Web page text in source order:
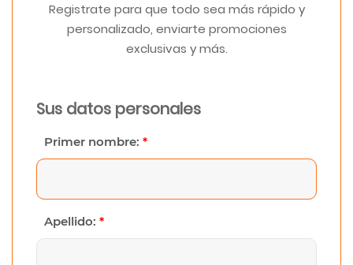
Registrate para que todo sea más rápido y
personalizado, enviarte promociones
exclusivas y más.
Sus datos personales
Primer nombre: *
Apellido: *